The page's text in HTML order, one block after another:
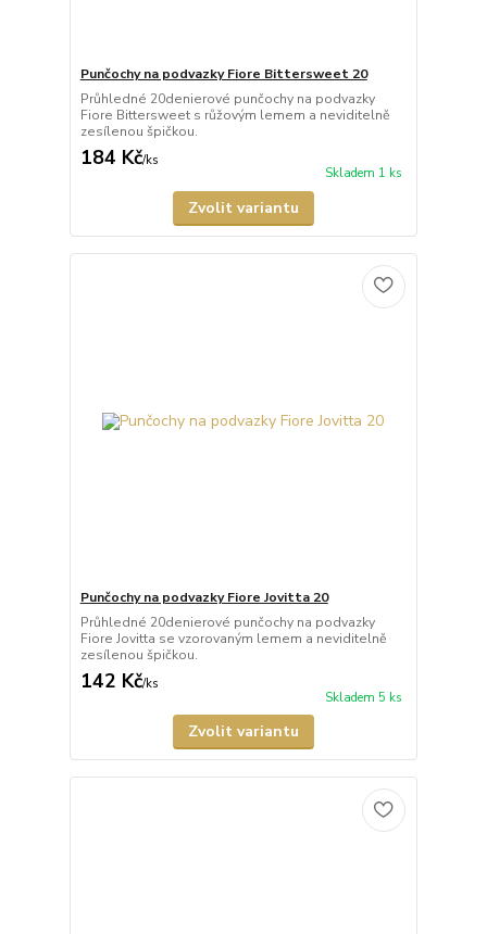
Punčochy na podvazky Fiore Bittersweet 20
Průhledné 20denierové punčochy na podvazky
Fiore Bittersweet s růžovým lemem a neviditelně
zesílenou špičkou.
184 Kč/ks
Skladem 1 ks
Zvolit variantu
Punčochy na podvazky Fiore Jovitta 20
Průhledné 20denierové punčochy na podvazky
Fiore Jovitta se vzorovaným lemem a neviditelně
zesílenou špičkou.
142 Kč/ks
Skladem 5 ks
Zvolit variantu